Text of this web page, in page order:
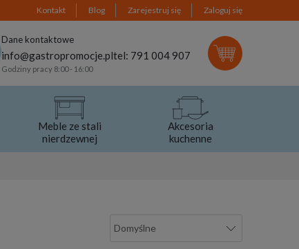
Kontakt Blog Zarejestruj się Zaloguj się
Dane kontaktowe
info@gastropromocje.pltel: 791 004 907
Godziny pracy 8:00 - 16:00
Meble ze stali
nierdzewnej
Akcesoria
kuchenne